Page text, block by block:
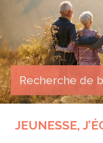
Recherche de
JEUNESSE,